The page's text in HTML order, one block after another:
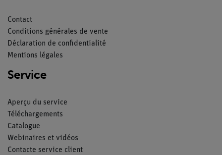
Contact
Conditions générales de vente
Déclaration de confidentialité
Mentions légales
Service
Aperçu du service
Téléchargements
Catalogue
Webinaires et vidéos
Contacte service client